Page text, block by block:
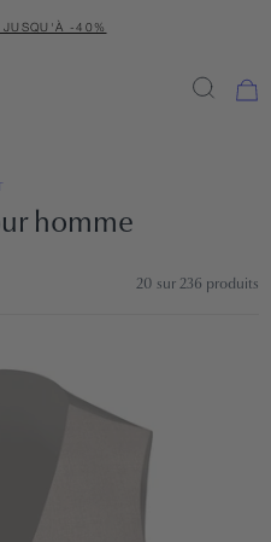
JUSQU'À -40%
homme
20 sur 236 produits